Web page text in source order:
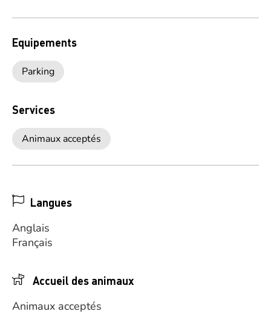
Equipements
Parking
Services
Animaux acceptés
Langues
Anglais
Français
Accueil des animaux
Animaux acceptés